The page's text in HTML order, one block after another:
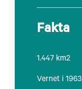
Fakta
1.447 km2
Vernet i 1963